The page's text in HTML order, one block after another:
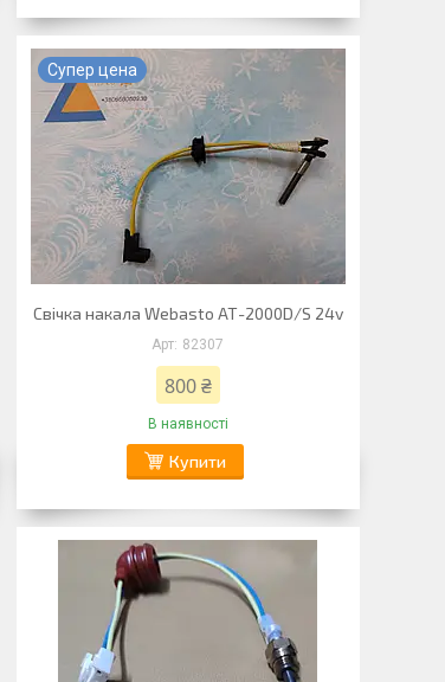
Супер цена
Свічка накала Webasto АТ-2000D/S 24v
82307
800 ₴
В наявності
Купити